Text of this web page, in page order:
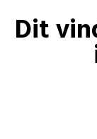
Dit